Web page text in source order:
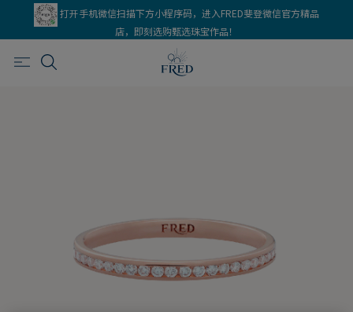
打开手机微信扫描下方小程序码，进入FRED斐登微信官方精品
店，即刻选购甄选珠宝作品！